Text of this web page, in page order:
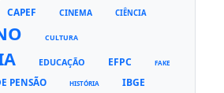
CAPEF CINEMA CIÊNCIA
CULTURA
EDUCAÇÃO EFPC FAKE
PENSÃO HISTÓRIA IBGE